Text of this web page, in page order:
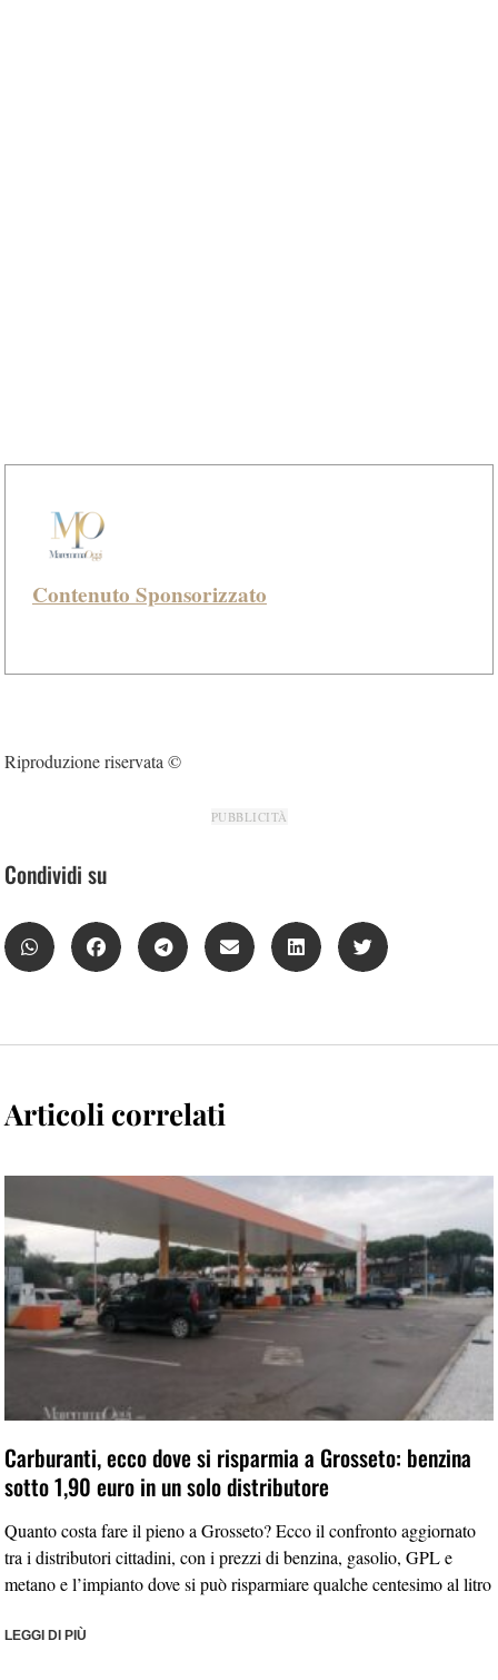
Contenuto Sponsorizzato
Riproduzione riservata ©
PUBBLICITÀ
Condividi su
Articoli correlati
Carburanti, ecco dove si risparmia a Grosseto: benzina
sotto 1,90 euro in un solo distributore
Quanto costa fare il pieno a Grosseto? Ecco il confronto aggiornato
tra i distributori cittadini, con i prezzi di benzina, gasolio, GPL e
metano e l’impianto dove si può risparmiare qualche centesimo al litro
LEGGI DI PIÙ